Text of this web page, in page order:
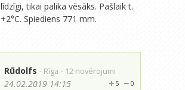
līdzīgi, tikai palika vēsāks. Pašlaik t.
+2°C. Spiediens 771 mm.
Rūdolfs - Rīga - 12 novērojumi
0
5
24.02.2019 14:15